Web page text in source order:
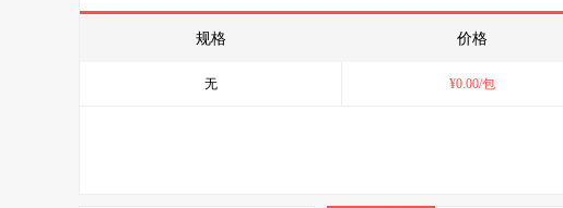
规格 价格
无 ¥0.00/包